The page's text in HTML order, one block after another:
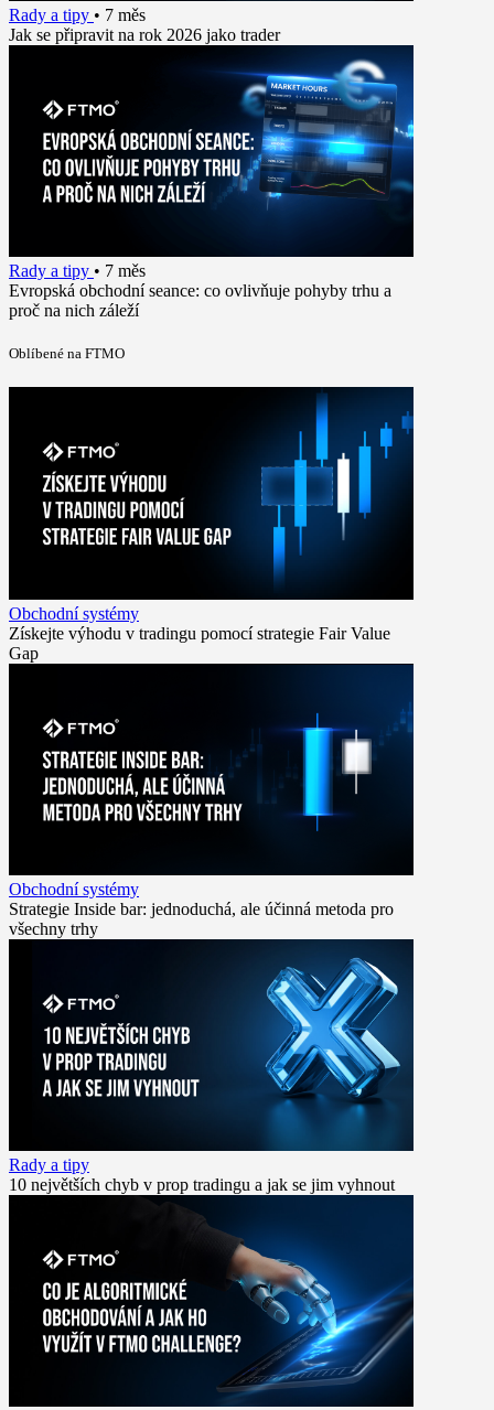
Rady a tipy • 7 měs
Jak se připravit na rok 2026 jako trader
Rady a tipy • 7 měs
Evropská obchodní seance: co ovlivňuje pohyby trhu a
proč na nich záleží
Oblíbené na FTMO
Obchodní systémy
Získejte výhodu v tradingu pomocí strategie Fair Value
Gap
Obchodní systémy
Strategie Inside bar: jednoduchá, ale účinná metoda pro
všechny trhy
Rady a tipy
10 největších chyb v prop tradingu a jak se jim vyhnout